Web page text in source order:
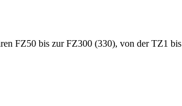
FZ50 bis zur FZ300 (330), von der TZ1